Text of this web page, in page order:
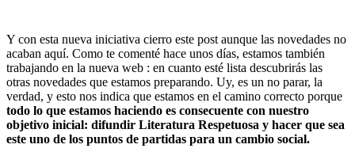
Y con esta nueva iniciativa cierro este post aunque las novedades no
acaban aquí. Como te comenté hace unos días, estamos también
trabajando en la nueva web : en cuanto esté lista descubrirás las
otras novedades que estamos preparando. Uy, es un no parar, la
verdad, y esto nos indica que estamos en el camino correcto porque
todo lo que estamos haciendo es consecuente con nuestro
objetivo inicial: difundir Literatura Respetuosa y hacer que sea
este uno de los puntos de partidas para un cambio social.